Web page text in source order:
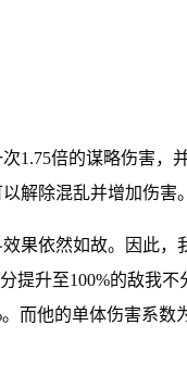
1.75倍的谋略伤害，
解除混乱并增加伤害。
果依然如故。因此，
提升至100%的敌我
而他的单体伤害系数